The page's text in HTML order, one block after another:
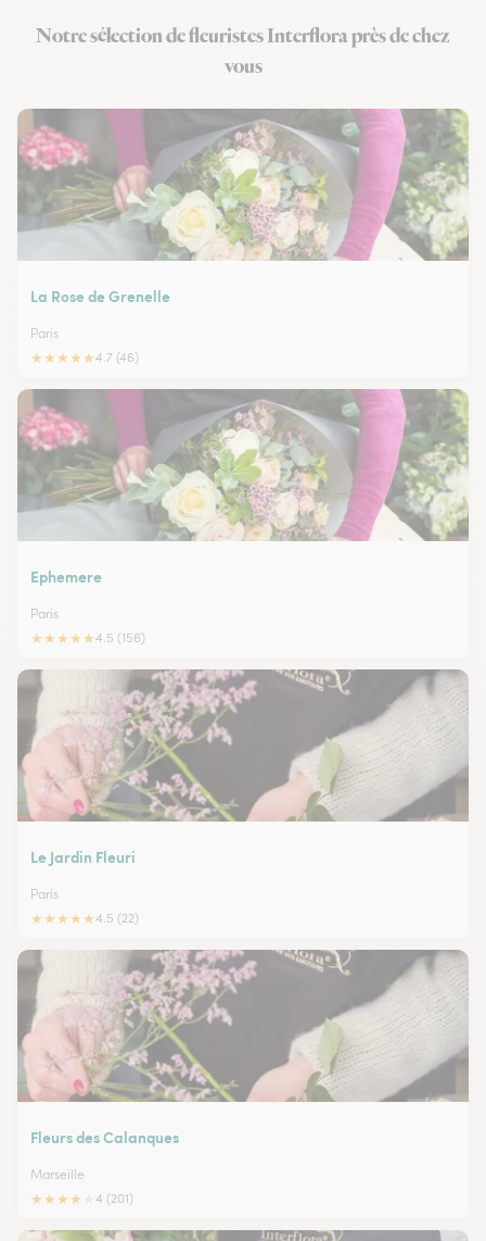
Notre sélection de fleuristes Interflora près de chez
vous
La Rose de Grenelle
Paris
★★★★★4.7 (46)
Ephemere
Paris
★★★★★4.5 (156)
Le Jardin Fleuri
Paris
★★★★★4.5 (22)
Fleurs des Calanques
Marseille
★★★★ 4 (201)